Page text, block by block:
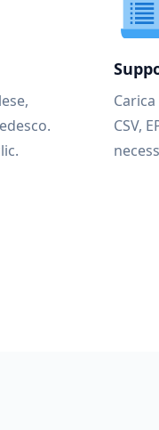
Carica
CSV,